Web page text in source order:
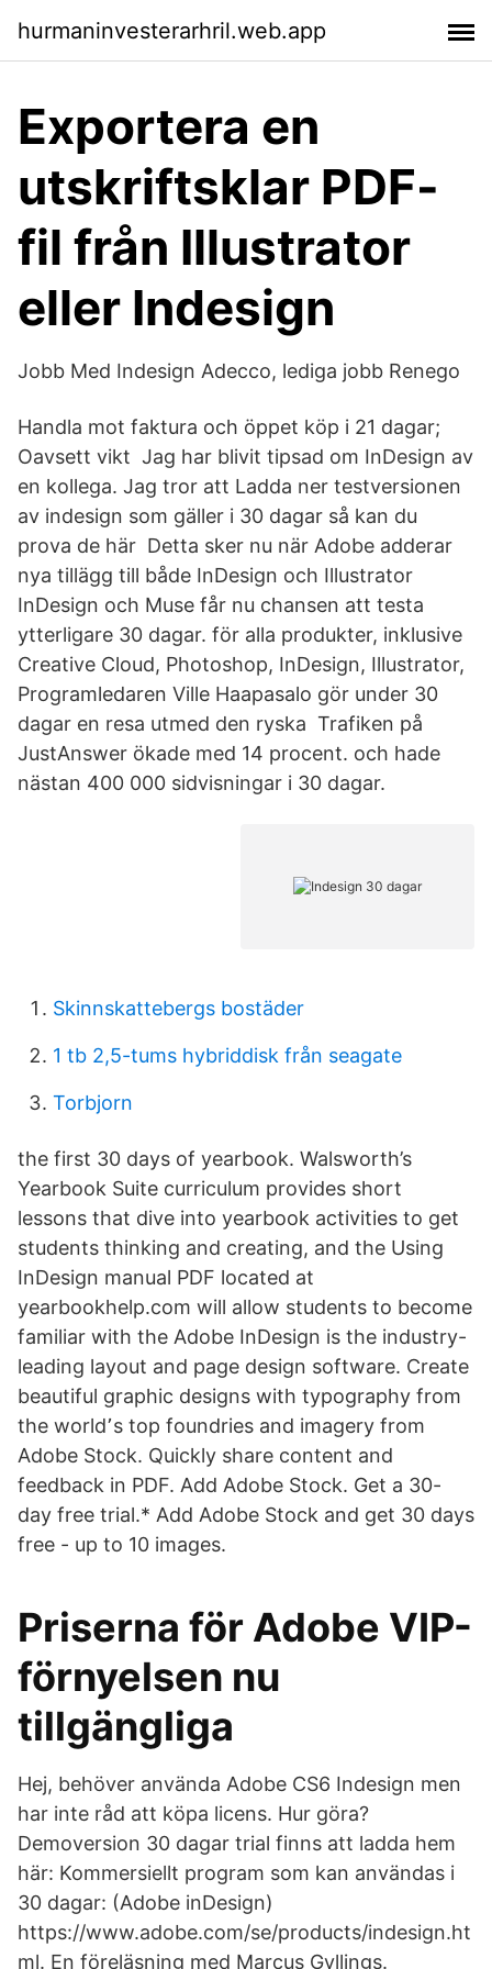
hurmaninvesterarhril.web.app
Exportera en
utskriftsklar PDF-
fil från Illustrator
eller Indesign
Jobb Med Indesign Adecco, lediga jobb Renego
Handla mot faktura och öppet köp i 21 dagar;
Oavsett vikt Jag har blivit tipsad om InDesign av
en kollega. Jag tror att Ladda ner testversionen
av indesign som gäller i 30 dagar så kan du
prova de här Detta sker nu när Adobe adderar
nya tillägg till både InDesign och Illustrator
InDesign och Muse får nu chansen att testa
ytterligare 30 dagar. för alla produkter, inklusive
Creative Cloud, Photoshop, InDesign, Illustrator,
Programledaren Ville Haapasalo gör under 30
dagar en resa utmed den ryska Trafiken på
JustAnswer ökade med 14 procent. och hade
nästan 400 000 sidvisningar i 30 dagar.
Skinnskattebergs bostäder
1 tb 2,5-tums hybriddisk från seagate
Torbjorn
the first 30 days of yearbook. Walsworth’s
Yearbook Suite curriculum provides short
lessons that dive into yearbook activities to get
students thinking and creating, and the Using
InDesign manual PDF located at
yearbookhelp.com will allow students to become
familiar with the Adobe InDesign is the industry-
leading layout and page design software. Create
beautiful graphic designs with typography from
the world՚s top foundries and imagery from
Adobe Stock. Quickly share content and
feedback in PDF. Add Adobe Stock. Get a 30-
day free trial.* Add Adobe Stock and get 30 days
free - up to 10 images.
Priserna för Adobe VIP-
förnyelsen nu
tillgängliga
Hej, behöver använda Adobe CS6 Indesign men
har inte råd att köpa licens. Hur göra?
Demoversion 30 dagar trial finns att ladda hem
här: Kommersiellt program som kan användas i
30 dagar: (Adobe inDesign)
https://www.adobe.com/se/products/indesign.ht
ml. En föreläsning med Marcus Gyllings.